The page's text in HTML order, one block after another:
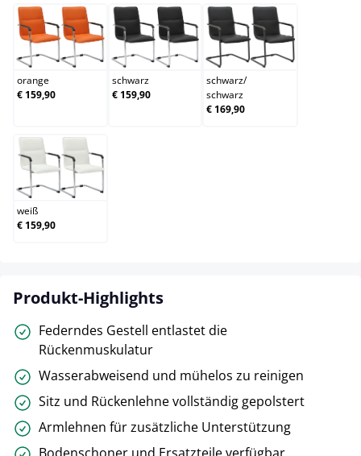
orange
orange
€ 159,90
schwarz
schwarz
€ 159,90
schwarz/schwarz
schwarz/
schwarz
€ 169,90
weiß
weiß
€ 159,90
Produkt-Highlights
Federndes Gestell entlastet die
Rückenmuskulatur
Wasserabweisend und mühelos zu reinigen
Sitz und Rückenlehne vollständig gepolstert
Armlehnen für zusätzliche Unterstützung